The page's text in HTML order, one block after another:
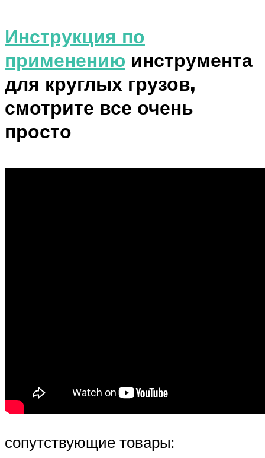
Инструкция по
применению инструмента
для круглых грузов,
смотрите все очень
просто
сопутствующие товары: